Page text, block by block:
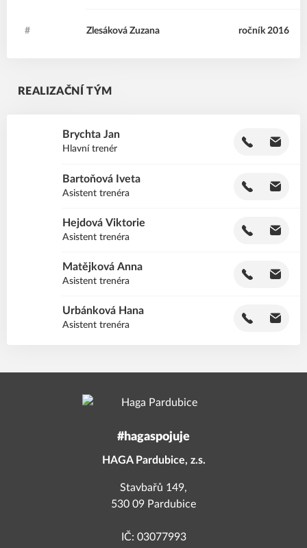
REALIZAČNÍ TÝM
Jan
Brychta
Hlavní trenér
Iveta
Bartoňová
Asistent trenéra
Viktorie
Hejdová
Asistent trenéra
Anna
Matějková
Asistent trenéra
Hana
Urbánková
Asistent trenéra
# Zuzana
Zlesáková ročník 2016
#hagaspojuje
HAGA Pardubice, z.s.
Stavbařů 149,
530 09 Pardubice
IČ: 03077993